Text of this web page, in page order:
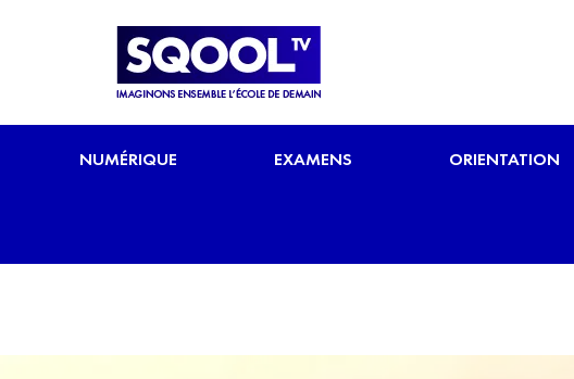
NUMÉRIQUE EXAMENS ORIENTATION